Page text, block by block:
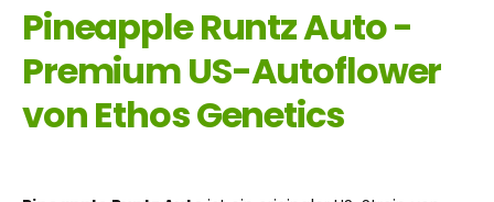
Pineapple Runtz Auto -
Premium US-Autoflower
von Ethos Genetics